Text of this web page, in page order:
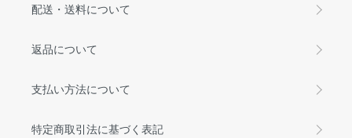
配送・送料について
返品について
支払い方法について
特定商取引法に基づく表記